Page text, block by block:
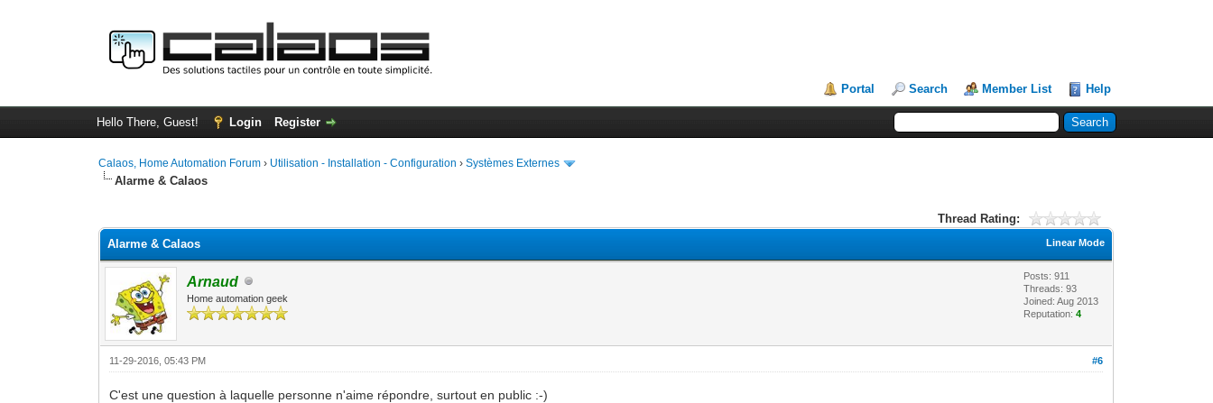
Portal Search Member List Help
Hello There, Guest! Login Register
Calaos, Home Automation Forum › Utilisation - Installation - Configuration ›Systèmes Externes
Alarme & Calaos
Thread Rating:
Linear Mode
Alarme & Calaos
Arnaud
Home automation geek
Posts: 911
Threads: 93
Joined: Aug 2013
Reputation:4
#6
11-29-2016, 05:43 PM
C'est une question à laquelle personne n'aime répondre, surtout en public :-)